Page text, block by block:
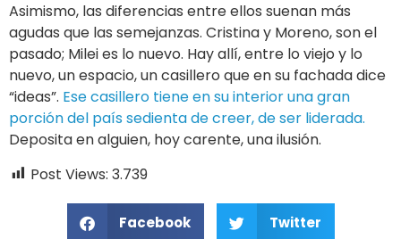
Asimismo, las diferencias entre ellos suenan más
agudas que las semejanzas. Cristina y Moreno, son el
pasado; Milei es lo nuevo. Hay allí, entre lo viejo y lo
nuevo, un espacio, un casillero que en su fachada dice
“ideas”. Ese casillero tiene en su interior una gran
porción del país sedienta de creer, de ser liderada.
Deposita en alguien, hoy carente, una ilusión.
Post Views: 3.739
Facebook Twitter